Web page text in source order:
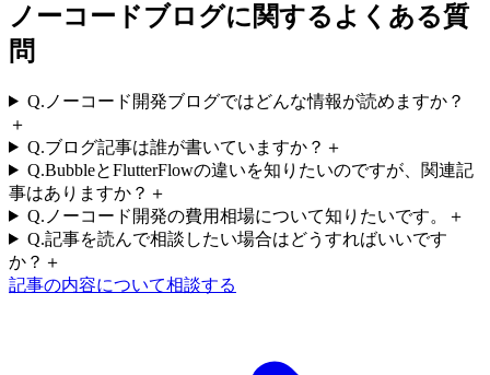
ノーコードブログに関するよくある質
問
Q. ノーコード開発ブログではどんな情報が読めますか？
＋
Q.ブログ記事は誰が書いていますか？ ＋
Q.BubbleとFlutterFlowの違いを知りたいのですが、関連記
事はありますか？ ＋
Q. ノーコード開発の費用相場について知りたいです。
＋
Q.記事を読んで相談したい場合はどうすればいいです
か？ ＋
記事の内容について相談する